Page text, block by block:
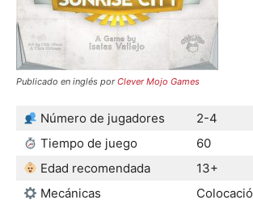
Publicado en inglés porClever Mojo Games
Número de jugadores
2-4
Tiempo de juego
60
Edad recomendada
13+
Mecánicas